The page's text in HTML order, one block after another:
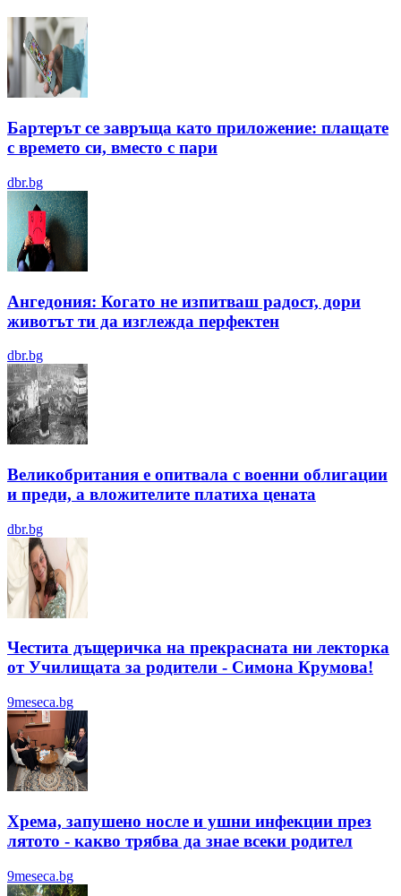
Бартерът се завръща като приложение: плащате
с времето си, вместо с пари
dbr.bg
Ангедония: Когато не изпитваш радост, дори
животът ти да изглежда перфектен
dbr.bg
Великобритания е опитвала с военни облигации
и преди, а вложителите платиха цената
dbr.bg
Честита дъщеричка на прекрасната ни лекторка
от Училищата за родители - Симона Крумова!
9meseca.bg
Хрема, запушено носле и ушни инфекции през
лятотo - какво трябва да знае всеки родител
9meseca.bg